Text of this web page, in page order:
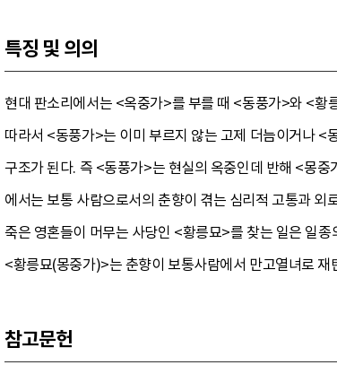
특징 및 의의
현대 판소리에서는 <옥중가>를 부를 때 <동풍가>와 <
따라서 <동풍가>는 이미 부르지 않는 고제 더늠이거나 <
구조가 된다. 즉 <동풍가>는 현실의 옥중인데 반해 <몽
에서는 보통 사람으로서의 춘향이 겪는 심리적 고통과
죽은 영혼들이 머무는 사당인 <황릉묘>를 찾는 일은 일
<황릉묘(몽중가)>는 춘향이 보통사람에서 만고열녀로
참고문헌